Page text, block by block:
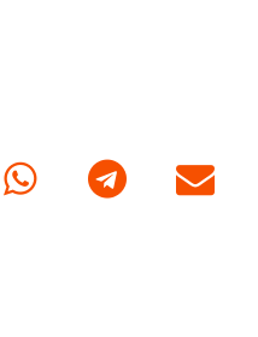
WhatsappTelegram Correo